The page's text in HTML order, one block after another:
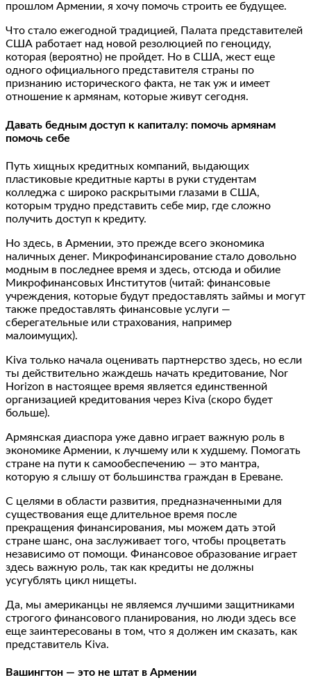
прошлом Армении, я хочу помочь строить ее будущее.
Что стало ежегодной традицией, Палата представителей
США работает над новой резолюцией по геноциду,
которая (вероятно) не пройдет. Но в США, жест еще
одного официального представителя страны по
признанию исторического факта, не так уж и имеет
отношение к армянам, которые живут сегодня.
Давать бедным доступ к капиталу: помочь армянам
помочь себе
Путь хищных кредитных компаний, выдающих
пластиковые кредитные карты в руки студентам
колледжа с широко раскрытыми глазами в США,
которым трудно представить себе мир, где сложно
получить доступ к кредиту.
Но здесь, в Армении, это прежде всего экономика
наличных денег. Микрофинансирование стало довольно
модным в последнее время и здесь, отсюда и обилие
Микрофинансовых Институтов (читай: финансовые
учреждения, которые будут предоставлять займы и могут
также предоставлять финансовые услуги —
сберегательные или страхования, например
малоимущих).
Kiva только начала оценивать партнерство здесь, но если
ты действительно жаждешь начать кредитование, Nor
Horizon в настоящее время является единственной
организацией кредитования через Kiva (скоро будет
больше).
Армянская диаспора уже давно играет важную роль в
экономике Армении, к лучшему или к худшему. Помогать
стране на пути к самообеспечению — это мантра,
которую я слышу от большинства граждан в Ереване.
С целями в области развития, предназначенными для
существования еще длительное время после
прекращения финансирования, мы можем дать этой
стране шанс, она заслуживает того, чтобы процветать
независимо от помощи. Финансовое образование играет
здесь важную роль, так как кредиты не должны
усугублять цикл нищеты.
Да, мы американцы не являемся лучшими защитниками
строгого финансового планирования, но люди здесь все
еще заинтересованы в том, что я должен им сказать, как
представитель Kiva.
Вашингтон — это не штат в Армении